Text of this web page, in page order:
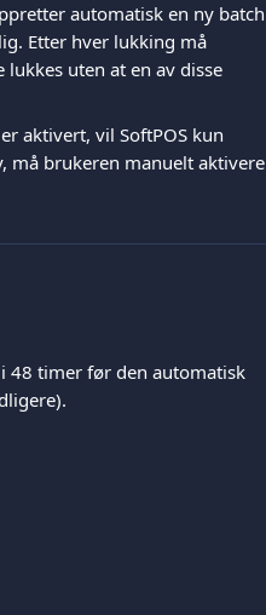
automatisk en ny batch
Etter hver lukking må
uten at en av disse
aktivert, vil SoftPOS kun
må brukeren manuelt aktivere
48 timer før den automatisk